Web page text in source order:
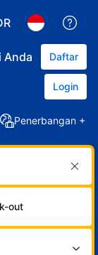
Anda Daftar
Login
Penerbangan +
out